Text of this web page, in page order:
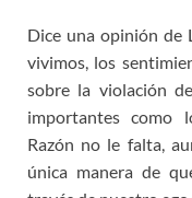
Dice una opinión de
vivimos, los
sobre la violación
importantes como
Razón no le falta,
única manera de